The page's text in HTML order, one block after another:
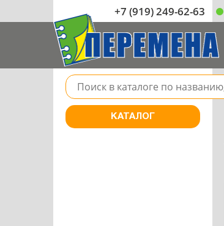
+7 (919) 249-62-63
Поле для поиска товара в каталоге
КАТАЛОГ